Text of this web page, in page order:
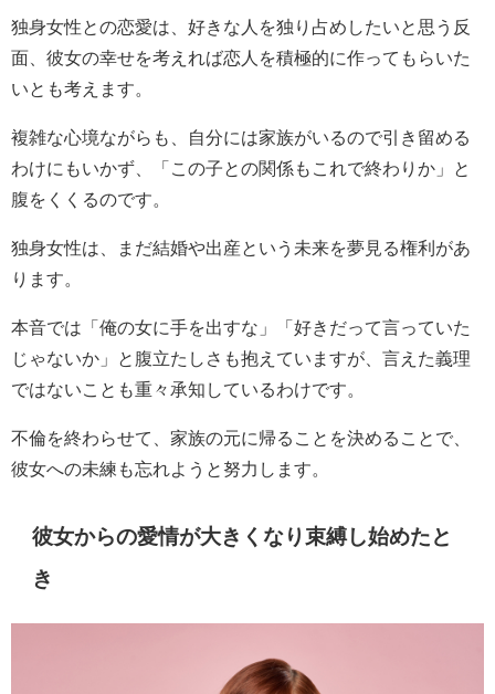
独身女性との恋愛は、好きな人を独り占めしたいと思う反
面、彼女の幸せを考えれば恋人を積極的に作ってもらいた
いとも考えます。
複雑な心境ながらも、自分には家族がいるので引き留める
わけにもいかず、「この子との関係もこれで終わりか」と
腹をくくるのです。
独身女性は、まだ結婚や出産という未来を夢見る権利があ
ります。
本音では「俺の女に手を出すな」「好きだって言っていた
じゃないか」と腹立たしさも抱えていますが、言えた義理
ではないことも重々承知しているわけです。
不倫を終わらせて、家族の元に帰ることを決めることで、
彼女への未練も忘れようと努力します。
彼女からの愛情が大きくなり束縛し始めたと
き